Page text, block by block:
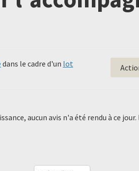
dans le cadre d'un lot
aucun avis n'a été rendu à ce